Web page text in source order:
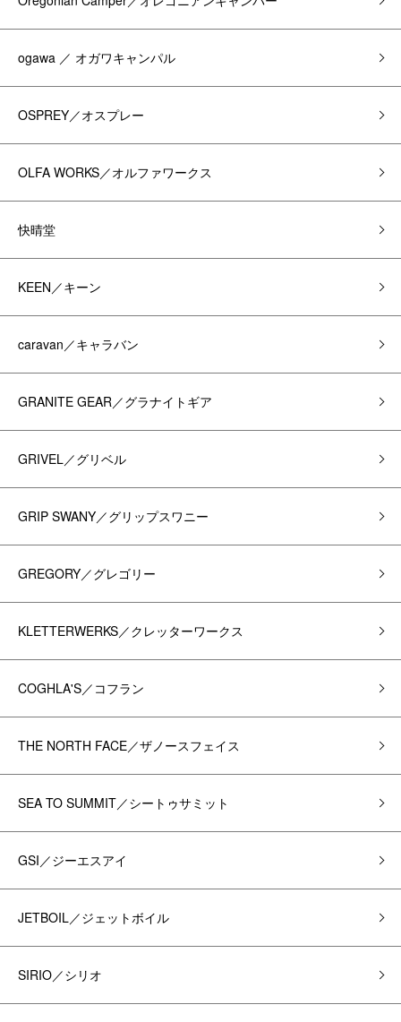
ogawa ／ オガワキャンパル
OSPREY／オスプレー
OLFA WORKS／オルファワークス
快晴堂
KEEN／キーン
caravan／キャラバン
GRANITE GEAR／グラナイトギア
GRIVEL／グリベル
GRIP SWANY／グリップスワニー
GREGORY／グレゴリー
KLETTERWERKS／クレッターワークス
COGHLA'S／コフラン
THE NORTH FACE／ザノースフェイス
SEA TO SUMMIT／シートゥサミット
GSI／ジーエスアイ
JETBOIL／ジェットボイル
SIRIO／シリオ